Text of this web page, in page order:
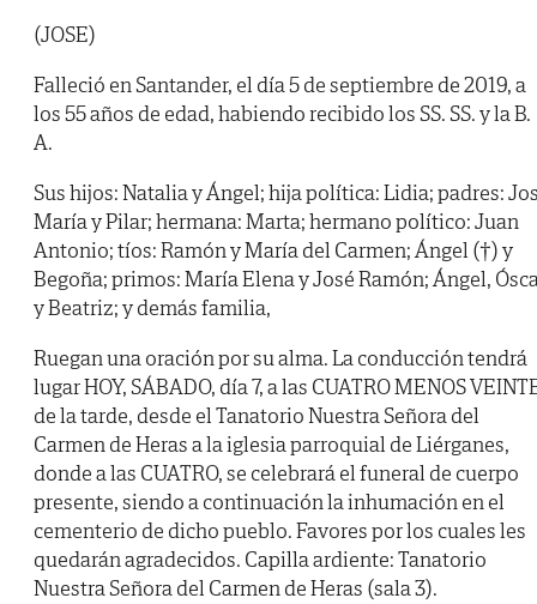
(JOSE)
Falleció en Santander, el día 5 de septiembre de 2019, a
los 55 años de edad, habiendo recibido los SS. SS. y la B.
A.
Sus hijos: Natalia y Ángel; hija política: Lidia; padres:
María y Pilar; hermana: Marta; hermano político: Juan
Antonio; tíos: Ramón y María del Carmen; Ángel (†) y
Begoña; primos: María Elena y José Ramón; Ángel,
y Beatriz; y demás familia,
Ruegan una oración por su alma. La conducción tendrá
lugar HOY, SÁBADO, día 7, a las CUATRO MENOS
de la tarde, desde el Tanatorio Nuestra Señora del
Carmen de Heras a la iglesia parroquial de Liérganes,
donde a las CUATRO, se celebrará el funeral de cuerpo
presente, siendo a continuación la inhumación en el
cementerio de dicho pueblo. Favores por los cuales les
quedarán agradecidos. Capilla ardiente: Tanatorio
Nuestra Señora del Carmen de Heras (sala 3).